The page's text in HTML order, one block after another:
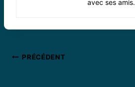
avec ses amis.
Navigation
PRÉCÉDENT